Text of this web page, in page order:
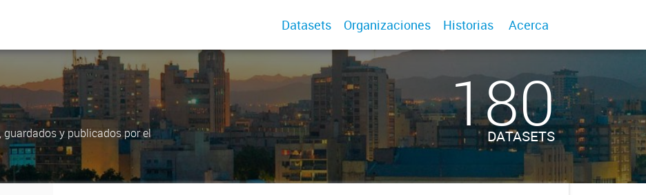
Datasets Organizaciones Historias Acerca
y publicados por el
180
DATASETS